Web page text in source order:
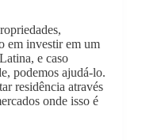
em investir em um
e caso
podemos ajudá-lo.
residência através
onde isso é